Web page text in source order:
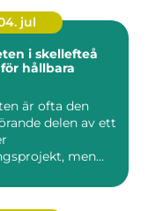
jul
i skellefteå
hållbara
är ofta den
delen av ett
men